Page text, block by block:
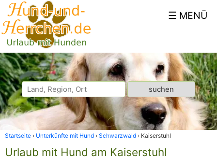
Startseite Unterkünfte mit Hund Schwarzwald Kaiserstuhl
Urlaub mit Hund am Kaiserstuhl